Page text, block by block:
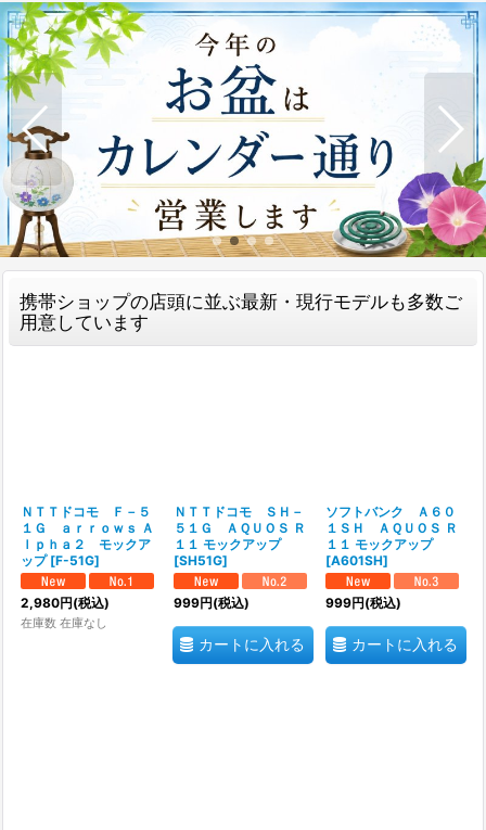
携帯ショップの店頭に並ぶ最新・現行モデルも多数ご
用意しています
ＮＴＴドコモ Ｆ－５
１Ｇ ａｒｒｏｗｓ Ａ
ｌｐｈａ２ モックア
ップ [F-51G]
2,980円(税込)
在庫数 在庫なし
ＮＴＴドコモ ＳＨ－
５１Ｇ ＡＱＵＯＳ Ｒ
１１ モックアップ
[SH51G]
999円(税込)
カートに入れる
ソフトバンク Ａ６０
１ＳＨ ＡＱＵＯＳ Ｒ
１１ モックアップ
[A601SH]
999円(税込)
カートに入れる